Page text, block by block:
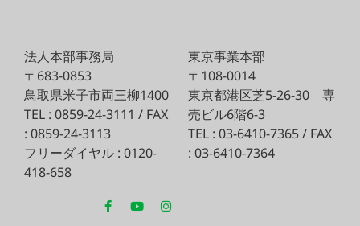
法人本部事務局
〒683-0853
鳥取県米子市両三柳1400
TEL : 0859-24-3111 / FAX
: 0859-24-3113
フリーダイヤル : 0120-
418-658
東京事業本部
〒108-0014
東京都港区芝5-26-30 専
売ビル6階6-3
TEL : 03-6410-7365 / FAX
: 03-6410-7364